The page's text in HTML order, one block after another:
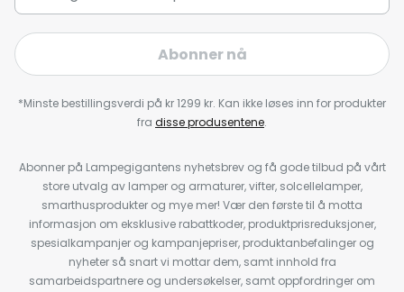
Abonner nå
*Minste bestillingsverdi på kr 1299 kr. Kan ikke løses inn for produkter
fra disse produsentene.
Abonner på Lampegigantens nyhetsbrev og få gode tilbud på vårt
store utvalg av lamper og armaturer, vifter, solcellelamper,
smarthusprodukter og mye mer! Vær den første til å motta
informasjon om eksklusive rabattkoder, produktprisreduksjoner,
spesialkampanjer og kampanjepriser, produktanbefalinger og
nyheter så snart vi mottar dem, samt innhold fra
samarbeidspartnere og undersøkelser, samt oppfordringer om